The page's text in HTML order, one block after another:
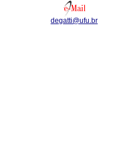
degatti@ufu.br